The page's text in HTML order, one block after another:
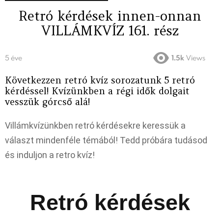
Retró kérdések innen-onnan
VILLÁMKVÍZ 161. rész
5 éve 1.5k Views
Következzen retró kvíz sorozatunk 5 retró
kérdéssel! Kvízünkben a régi idők dolgait
vesszük górcső alá!
Villámkvízünkben retró kérdésekre keressük a
választ mindenféle témából! Tedd próbára tudásod
és induljon a retro kvíz!
Retró kérdések